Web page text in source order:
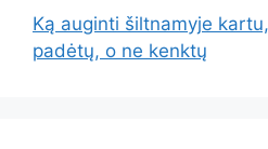
Ką auginti šiltnamyje
padėtų, o ne kenktų